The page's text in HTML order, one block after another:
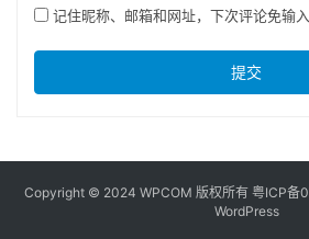
记住昵称、邮箱和网址，下次评论免输入
提交
Copyright © 2024 WPCOM 版权所有 粤ICP备
WordPress